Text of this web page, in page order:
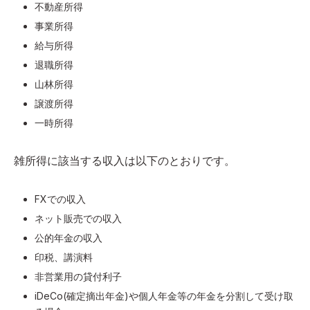
不動産所得
事業所得
給与所得
退職所得
山林所得
譲渡所得
一時所得
雑所得に該当する収入は以下のとおりです。
FXでの収入
ネット販売での収入
公的年金の収入
印税、講演料
非営業用の貸付利子
iDeCo(確定摘出年金)や個人年金等の年金を分割して受け取